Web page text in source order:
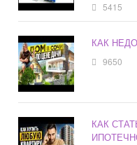
5415
КАК
9650
КАК